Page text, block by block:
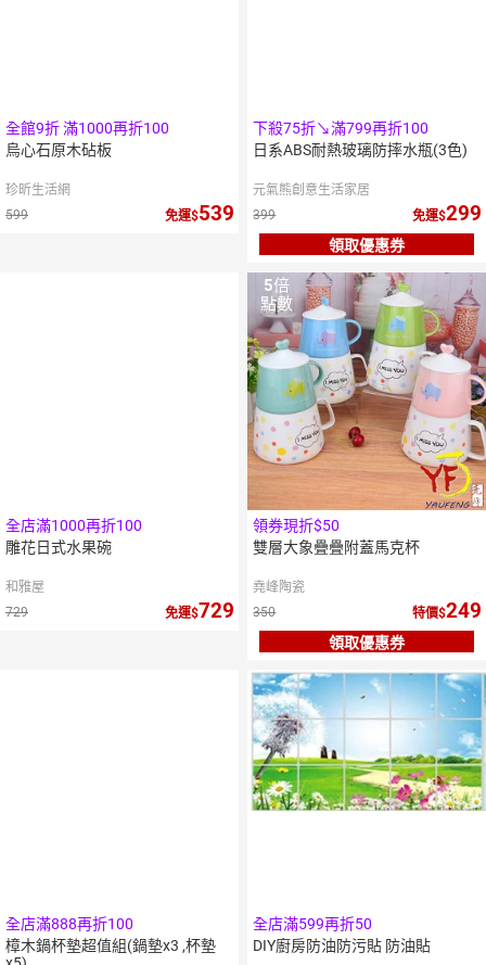
全館9折 滿1000再折100
烏心石原木砧板
珍昕生活網
599
免運 539
下殺75折↘滿799再折100
日系ABS耐熱玻璃防摔水瓶(3色)
元氣熊創意生活家居
399
免運 299
領取優惠券
全店滿1000再折100
雕花日式水果碗
和雅屋
729
免運 729
5倍
點數
領券現折$50
雙層大象疊疊附蓋馬克杯
堯峰陶瓷
350
特價 249
領取優惠券
全店滿888再折100
樟木鍋杯墊超值組(鍋墊x3 ,杯墊
全店滿599再折50
DIY廚房防油防污貼 防油貼